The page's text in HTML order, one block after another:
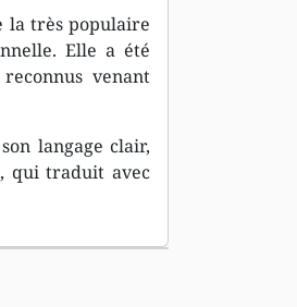
la très populaire
Elle a été
venant
langage clair,
qui traduit avec